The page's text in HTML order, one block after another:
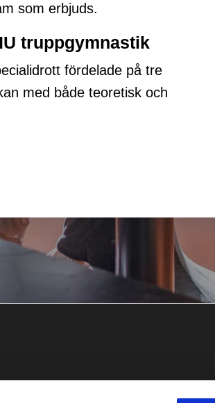
som erbjuds.
truppgymnastik
fördelade på tre
med både teoretisk och